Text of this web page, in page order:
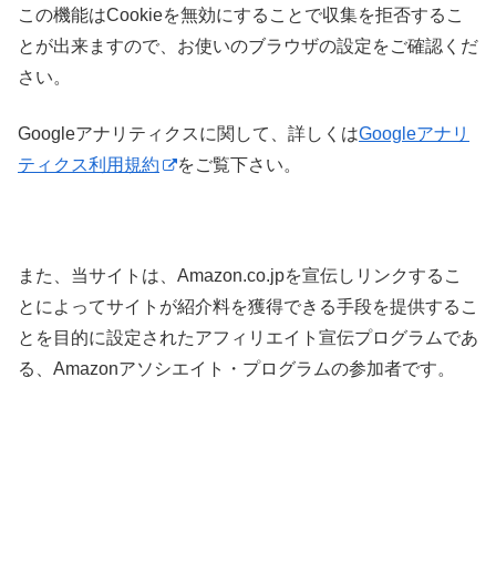
この機能はCookieを無効にすることで収集を拒否するこ
とが出来ますので、お使いのブラウザの設定をご確認くだ
さい。
Googleアナリティクスに関して、詳しくはGoogleアナリ
ティクス利用規約
をご覧下さい。
また、当サイトは、Amazon.co.jpを宣伝しリンクするこ
とによってサイトが紹介料を獲得できる手段を提供するこ
とを目的に設定されたアフィリエイト宣伝プログラムであ
る、Amazonアソシエイト・プログラムの参加者です。